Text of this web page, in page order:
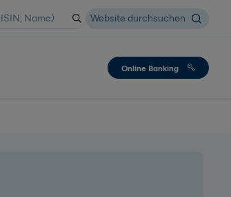
Website durchsuchen
Online Banking